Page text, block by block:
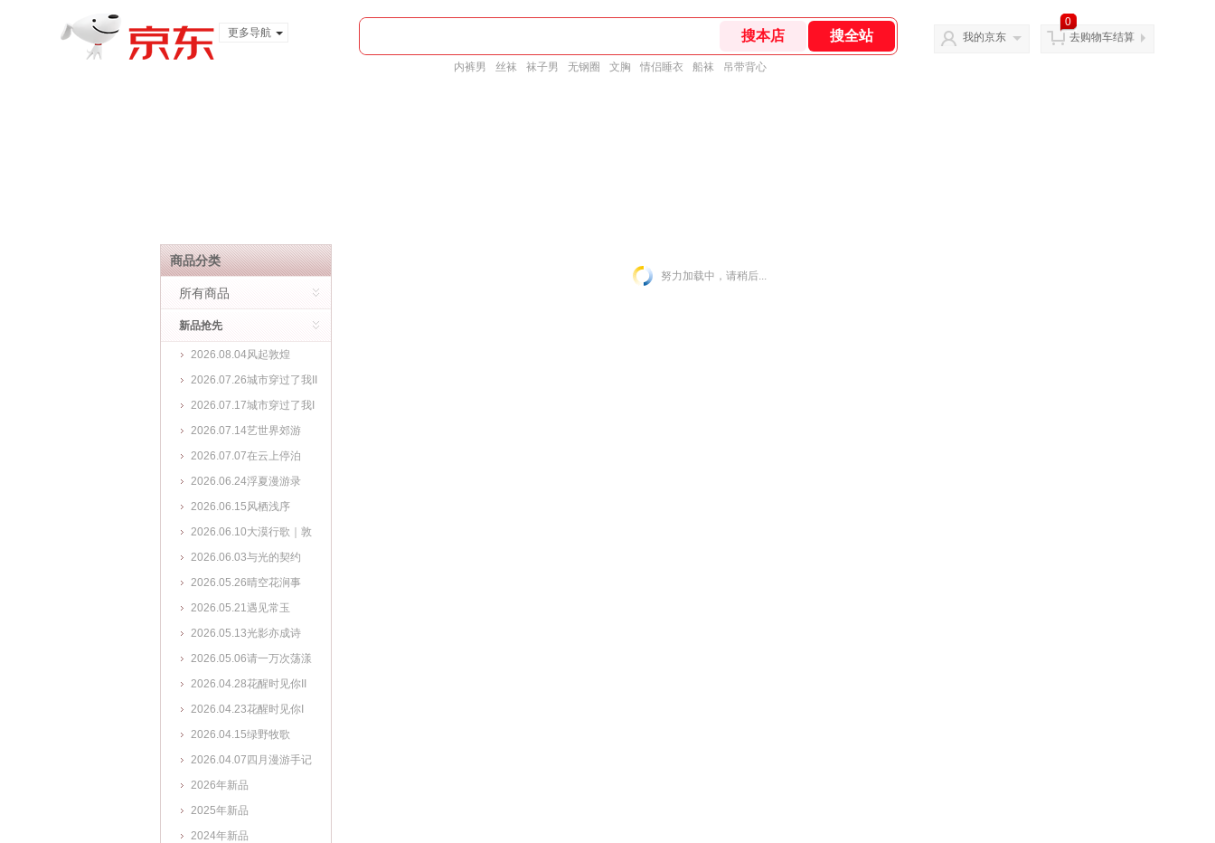
更多导航
内裤男 丝袜 袜子男 无钢圈 文胸 情侣睡衣 船袜 吊带背心
我的京东
0
去购物车结算
商品分类
所有商品
新品抢先
2026.08.04风起敦煌
2026.07.26城市穿过了我II
2026.07.17城市穿过了我I
2026.07.14艺世界郊游
2026.07.07在云上停泊
2026.06.24浮夏漫游录
2026.06.15风栖浅序
2026.06.10大漠行歌｜敦
煌艺术系列
2026.06.03与光的契约
2026.05.26晴空花涧事
2026.05.21遇见常玉
2026.05.13光影亦成诗
2026.05.06请一万次荡漾
2026.04.28花醒时见你II
2026.04.23花醒时见你I
2026.04.15绿野牧歌
2026.04.07四月漫游手记
2026年新品
2025年新品
2024年新品
努力加载中，请稍后...